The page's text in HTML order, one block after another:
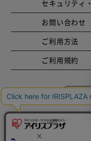
セキュリティ
お問い合わせ
ご利用方法
ご利用規約
コ
Copyright ©